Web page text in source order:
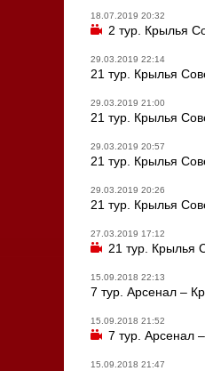
18.07.2019 20:32
2 тур. Крылья
29.03.2019 22:14
21 тур. Крылья
29.03.2019 21:00
21 тур. Крылья
29.03.2019 20:57
21 тур. Крылья
29.03.2019 20:26
21 тур. Крылья
27.03.2019 17:12
21 тур. Крылья
15.09.2018 22:13
7 тур. Арсенал –
15.09.2018 21:52
7 тур. Арсенал
15.09.2018 21:47